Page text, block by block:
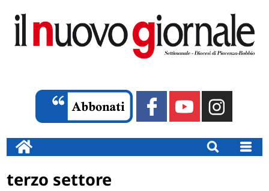
terzo settore